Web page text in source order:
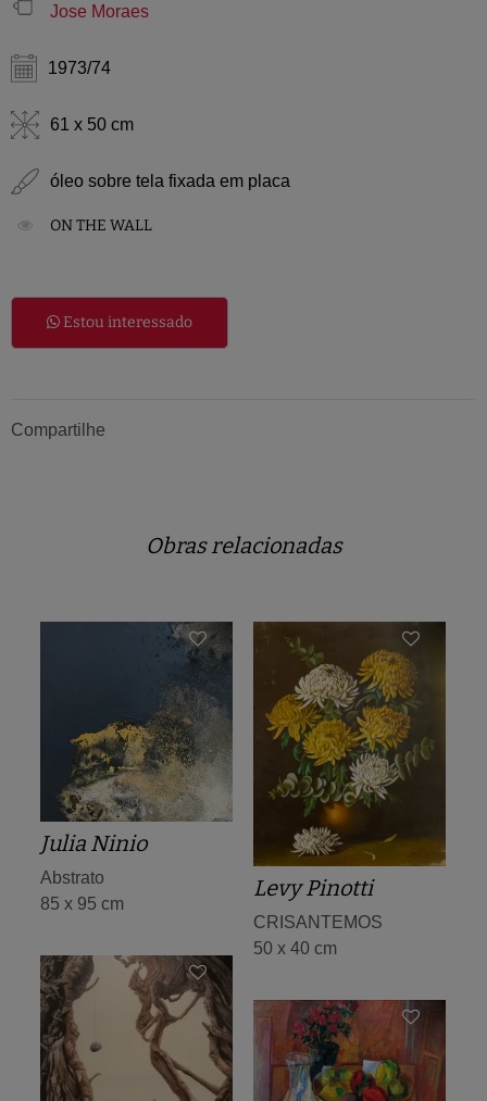
Jose Moraes
1973/74
61 x 50 cm
óleo sobre tela fixada em placa
ON THE WALL
Estou interessado
Compartilhe
Obras relacionadas
Julia Ninio
Abstrato
85 x 95 cm
Levy Pinotti
CRISANTEMOS
50 x 40 cm